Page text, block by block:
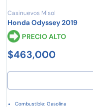
Casinuevos Misol
Honda Odyssey 2019
PRECIO ALTO
$463,000
Combustible: Gasolina